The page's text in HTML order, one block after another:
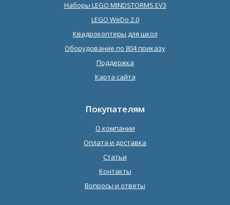
Наборы LEGO MINDSTORMS EV3
LEGO WeDo 2.0
Квадрокоптеры для школ
Оборудование по 804 приказу
Поддержка
Карта сайта
Покупателям
О компании
Оплата и доставка
Статьи
Контакты
Вопросы и ответы